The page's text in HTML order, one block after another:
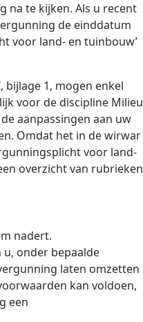
na te kijken. Als u recent
de einddatum
voor land- en tuinbouw’
1, mogen enkel
voor de discipline Milieu
aanpassingen aan uw
Omdat het in de wirwar
voor land-
overzicht van rubrieken
nadert.
u, onder bepaalde
laten omzetten
kan voldoen,
een